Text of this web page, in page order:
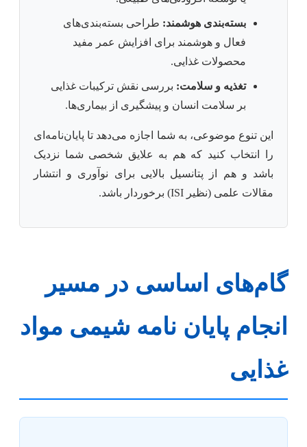
بسته‌بندی هوشمند: طراحی بسته‌بندی‌های
فعال و هوشمند برای افزایش عمر مفید
محصولات غذایی.
تغذیه و سلامت: بررسی نقش ترکیبات غذایی
بر سلامت انسان و پیشگیری از بیماری‌ها.
این تنوع موضوعی، به شما اجازه می‌دهد تا پایان‌نامه‌ای
را انتخاب کنید که هم به علایق شخصی شما نزدیک
باشد و هم از پتانسیل بالایی برای نوآوری و انتشار
مقالات علمی (نظیر ISI) برخوردار باشد.
گام‌های اساسی در مسیر
انجام پایان نامه شیمی مواد
غذایی